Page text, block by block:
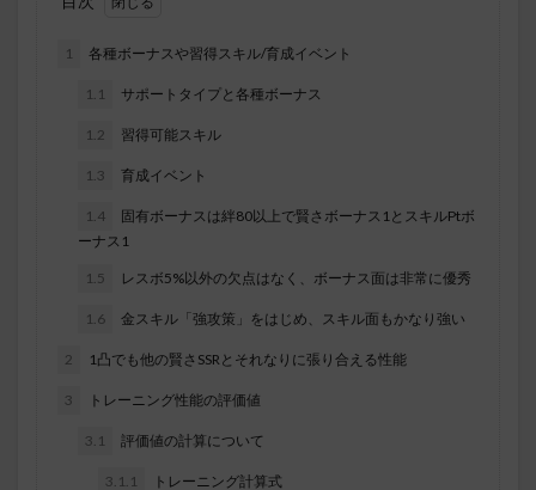
1 各種ボーナスや習得スキル/育成イベント
1.1 サポートタイプと各種ボーナス
1.2 習得可能スキル
1.3 育成イベント
1.4
固有ボーナスは絆80以上で賢さボーナス1とスキルPtボ
ーナス1
1.5 レスボ5%以外の欠点はなく、ボーナス面は非常に優秀
1.6 金スキル「強攻策」をはじめ、スキル面もかなり強い
2 1凸でも他の賢さSSRとそれなりに張り合える性能
3 トレーニング性能の評価値
3.1 評価値の計算について
3.1.1 トレーニング計算式